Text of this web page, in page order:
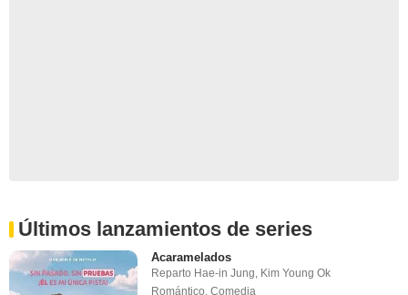
Últimos lanzamientos de series
Acaramelados
Reparto Hae-in Jung, Kim Young Ok
Romántico,Comedia